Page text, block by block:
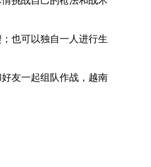
也可以独自一人进行生
友一起组队作战，越南